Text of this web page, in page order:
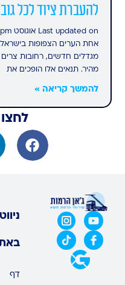
להעברת ציוד לכל
אחת הערים הצפופות בישראל,
מגדלים חדשים, רחובות
מהיר. תנאים אלו הופכים את
להמשך קריאה »
ניווט
דף